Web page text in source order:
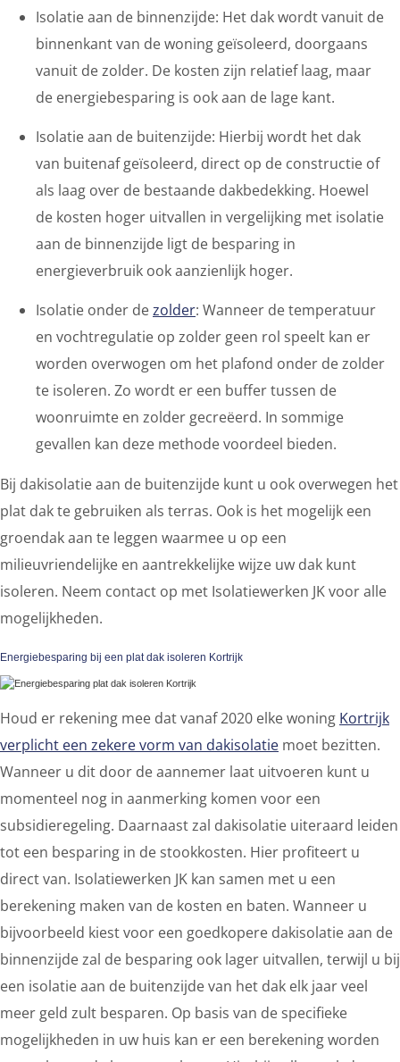
Isolatie aan de binnenzijde: Het dak wordt vanuit de
binnenkant van de woning geïsoleerd, doorgaans
vanuit de zolder. De kosten zijn relatief laag, maar
de energiebesparing is ook aan de lage kant.
Isolatie aan de buitenzijde: Hierbij wordt het dak
van buitenaf geïsoleerd, direct op de constructie of
als laag over de bestaande dakbedekking. Hoewel
de kosten hoger uitvallen in vergelijking met isolatie
aan de binnenzijde ligt de besparing in
energieverbruik ook aanzienlijk hoger.
Isolatie onder dezolder: Wanneer de temperatuur
en vochtregulatie op zolder geen rol speelt kan er
worden overwogen om het plafond onder de zolder
te isoleren. Zo wordt er een buffer tussen de
woonruimte en zolder gecreëerd. In sommige
gevallen kan deze methode voordeel bieden.
Bij dakisolatie aan de buitenzijde kunt u ook overwegen het
plat dak te gebruiken als terras. Ook is het mogelijk een
groendak aan te leggen waarmee u op een
milieuvriendelijke en aantrekkelijke wijze uw dak kunt
isoleren. Neem contact op met Isolatiewerken JK voor alle
mogelijkheden.
Energiebesparing bij een plat dak isoleren Kortrijk
Houd er rekening mee dat vanaf 2020 elke woning Kortrijk
verplicht een zekere vorm van dakisolatie moet bezitten.
Wanneer u dit door de aannemer laat uitvoeren kunt u
momenteel nog in aanmerking komen voor een
subsidieregeling. Daarnaast zal dakisolatie uiteraard leiden
tot een besparing in de stookkosten. Hier profiteert u
direct van. Isolatiewerken JK kan samen met u een
berekening maken van de kosten en baten. Wanneer u
bijvoorbeeld kiest voor een goedkopere dakisolatie aan de
binnenzijde zal de besparing ook lager uitvallen, terwijl u bij
een isolatie aan de buitenzijde van het dak elk jaar veel
meer geld zult besparen. Op basis van de specifieke
mogelijkheden in uw huis kan er een berekening worden